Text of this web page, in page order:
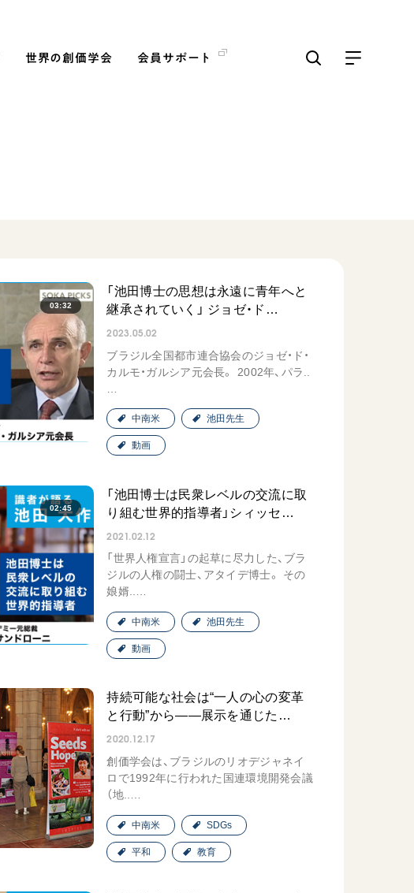
世界の創価学会 会員サポート
SDGs
広島
「三つの花ことば」 関西吹
奏楽団
動画
「ペンタトニック・ファン
2026.07.17
03:32
「池田博士の思想は永遠に青年へと
継承されていく」 ジョゼ・ド…
2023.05.02
ブラジル全国都市連合協会のジョゼ・ド・
カルモ・ガルシア元会長。 2002年、パラ..
中南米 池田先生
動画
02:45
「池田博士は民衆レベルの交流に取
り組む世界的指導者」シィッセ…
2021.02.12
「世界人権宣言」の起草に尽力した、ブラ
ジルの人権の闘士、アタイデ博士。 その
娘婿..…
中南米 池田先生
動画
持続可能な社会は“一人の心の変革
と行動”から――展示を通じた…
2020.12.17
創価学会は、ブラジルのリオデジャネイ
ロで1992年に行われた国連環境開発会議
（地..…
中南米 SDGs
平和 教育